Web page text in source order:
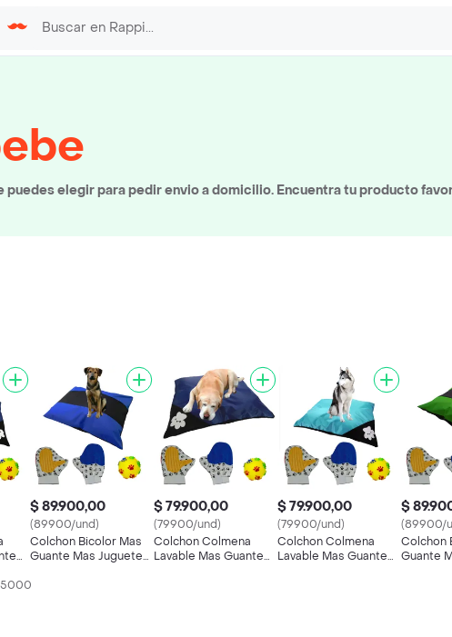
puedes elegir para pedir envio a domicilio. Encuentra tu producto
$ 89.900,00
(89900/und)
Colchon Bicolor Mas
Guante Mas Juguete
$ 79.900,00
(79900/und)
Colchon Colmena
Lavable Mas Guante
$ 79.900,00
(79900/und)
Colchon Colmena
Lavable Mas Guante
$
(89900/
Colchon
Guante